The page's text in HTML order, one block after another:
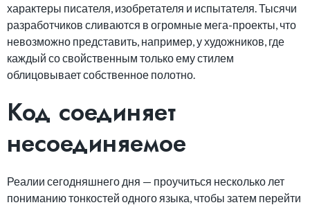
характеры писателя, изобретателя и испытателя. Тысячи
разработчиков сливаются в огромные мега-проекты, что
невозможно представить, например, у художников, где
каждый со свойственным только ему стилем
облицовывает собственное полотно.
Код соединяет
несоединяемое
Реалии сегодняшнего дня — проучиться несколько лет
пониманию тонкостей одного языка, чтобы затем перейти